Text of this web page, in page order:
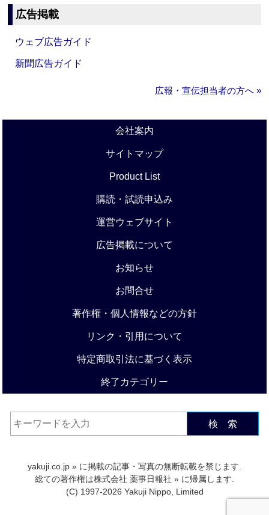
広告掲載
ウェブ広告ガイド
新聞広告ガイド
広報・宣伝担当者の方へ »
会社案内
サイトマップ
Product List
購読・試読申込み
運営ウェブサイト
広告掲載について
お知らせ
お問合せ
著作権・個人情報などの方針
リンク・引用について
特定商取引法に基づく表示
終了カテゴリー
検 索
yakuji.co.jp » に掲載の記事・写真の無断転載を禁じます.
総ての著作権は株式会社 薬事日報社 » に帰属します.
(C) 1997-2026 Yakuji Nippo, Limited